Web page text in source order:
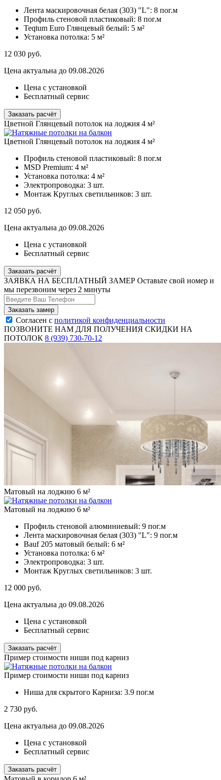
Лента маскировочная белая (303) "L": 8 пог.м
Профиль стеновой пластиковый: 8 пог.м
Teqtum Euro Глянцевый белый: 5 м²
Установка потолка: 5 м²
12 030 руб.
Цена актуальна до 09.08.2026
Цена с установкой
Бесплатный сервис
Заказать расчёт
Цветной Глянцевый потолок на лоджия 4 м²
Цветной Глянцевый потолок на лоджия 4 м²
Профиль стеновой пластиковый: 8 пог.м
MSD Premium: 4 м²
Установка потолка: 4 м²
Электропроводка: 3 шт.
Монтаж Круглых светильников: 3 шт.
12 050 руб.
Цена актуальна до 09.08.2026
Цена с установкой
Бесплатный сервис
Заказать расчёт
ЗАЯВКА НА БЕСПЛАТНЫЙ ЗАМЕР Оставьте свой номер и
мы перезвоним через 2 минуты
Согласен с политикой конфиденциальности
ПОЗВОНИТЕ НАМ ДЛЯ ПОЛУЧЕНИЯ СКИДКИ НА
ПОТОЛОК 8 (939) 730-70-12
Матовый на лоджию 6 м²
Матовый на лоджию 6 м²
Профиль стеновой алюминиевый: 9 пог.м
Лента маскировочная белая (303) "L": 9 пог.м
Bauf 205 матовый белый: 6 м²
Установка потолка: 6 м²
Электропроводка: 3 шт.
Монтаж Круглых светильников: 3 шт.
12 000 руб.
Цена актуальна до 09.08.2026
Цена с установкой
Бесплатный сервис
Заказать расчёт
Пример стоимости ниши под карниз
Пример стоимости ниши под карниз
Ниша для скрытого Карниза: 3.9 пог.м
2 730 руб.
Цена актуальна до 09.08.2026
Цена с установкой
Бесплатный сервис
Заказать расчёт